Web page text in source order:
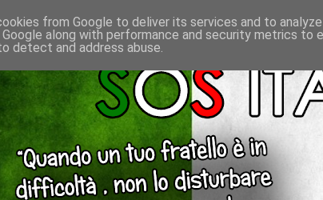
from Google to deliver its services and to
along with performance and security metrics to
detect and address abuse.